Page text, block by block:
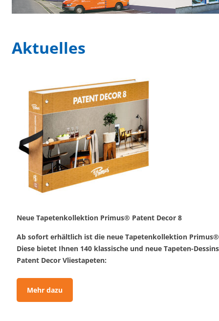
Aktuelles
Neue Tapetenkollektion Primus® Patent Decor 8
Ab sofort erhältlich ist die neue Tapetenkollektion
Diese bietet Ihnen 140 klassische und neue Tapeten-
Patent Decor Vliestapeten:
Mehr dazu